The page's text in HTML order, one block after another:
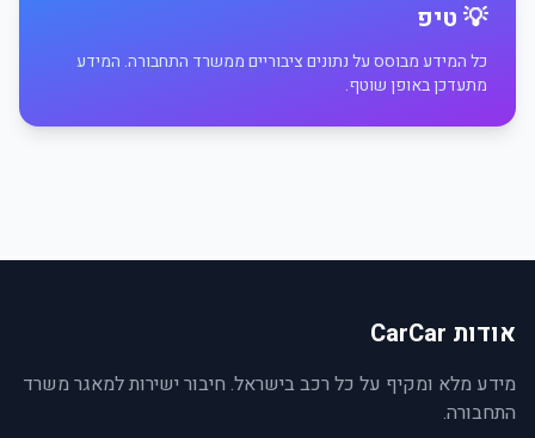
💡 טיפ
כל המידע מבוסס על נתונים ציבוריים ממשרד התחבורה. המידע
מתעדכן באופן שוטף.
אודות CarCar
מידע מלא ומקיף על כל רכב בישראל. חיבור ישירות למאגר משרד
התחבורה.